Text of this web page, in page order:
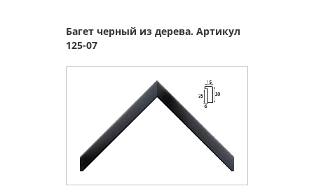
Багет черный из дерева. Артикул
125-07